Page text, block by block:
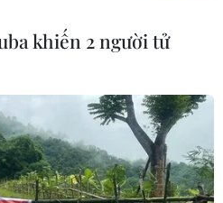
khiến 2 người tử